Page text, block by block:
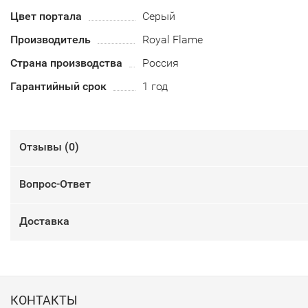
Цвет портала
Серый
Производитель
Royal Flame
Страна производства
Россия
Гарантийный срок
1 год
Отзывы (0)
Вопрос-Ответ
Доставка
КОНТАКТЫ